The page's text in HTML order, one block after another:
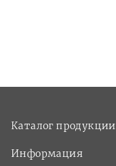
Каталог продукции
Информация